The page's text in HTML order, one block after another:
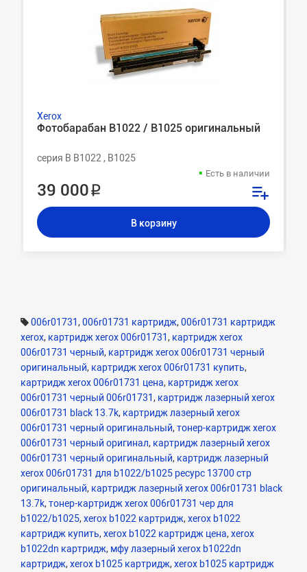
Xerox
Фотобарабан B1022 / B1025 оригинальный
серия B B1022 , B1025
Есть в наличии
39 000 ₽
В корзину
006r01731, 006r01731 картридж, 006r01731 картридж
xerox, картридж xerox 006r01731, картридж xerox
006r01731 черный, картридж xerox 006r01731 черный
оригинальный, картридж xerox 006r01731 купить,
картридж xerox 006r01731 цена, картридж xerox
006r01731 черный 006r01731, картридж лазерный xerox
006r01731 black 13.7k, картридж лазерный xerox
006r01731 черный оригинальный, тонер-картридж xerox
006r01731 черный оригинал, картридж лазерный xerox
006r01731 черный оригинальный, картридж лазерный
xerox 006r01731 для b1022/b1025 ресурс 13700 стр
оригинальный, картридж лазерный xerox 006r01731 black
13.7k, тонер-картридж xerox 006r01731 чер для
b1022/b1025, xerox b1022 картридж, xerox b1022
картридж купить, xerox b1022 картридж цена, xerox
b1022dn картридж, мфу лазерный xerox b1022dn
картридж, xerox b1025 картридж, xerox b1025 картридж